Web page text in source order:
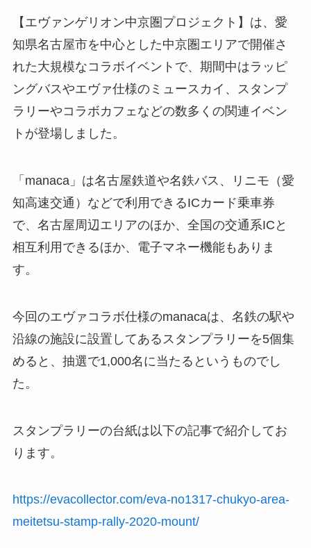
【エヴァンゲリオン中京圏プロジェクト】は、愛
知県名古屋市を中心とした中京圏エリアで開催さ
れた大規模なコラボイベントで、期間中はラッピ
ングバスやエヴァ仕様のミュースカイ、スタンプ
ラリーやコラボカフェなどの数多くの関連イベン
トが登場しました。
「manaca」は名古屋鉄道や名鉄バス、リニモ（愛
知高速交通）などで利用できるICカード乗車券
で、名古屋周辺エリアのほか、全国の交通系ICと
相互利用できるほか、電子マネー機能もありま
す。
今回のエヴァコラボ仕様のmanacaは、名鉄の駅や
沿線の施設に設置してあるスタンプラリーを5個集
めると、抽選で1,000名に当たるというものでし
た。
スタンプラリーの台紙は以下の記事で紹介してお
ります。
https://evacollector.com/eva-no1317-chukyo-area-
meitetsu-stamp-rally-2020-mount/